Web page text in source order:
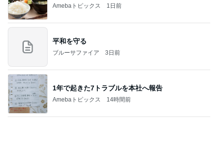
Amebaトピックス 1日前
平和を守る
ブルーサファイア 3日前
1年で起きた7トラブルを本社へ報告
Amebaトピックス 14時間前